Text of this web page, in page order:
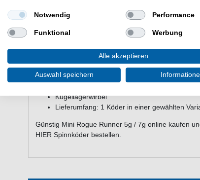
Eigenschaften von dem Zeck Mini
Variabler Weitwurf-Köder
Starke Druckwellen
Vibrierender Körper
Kugellagerwirbel
Lieferumfang: 1 Köder in einer gewählten
Günstig Mini Rogue Runner 5g / 7g online kaufen
HIER Spinnköder bestellen.
Notwendig Performance
Funktional Werbung
Alle akzeptieren
Auswahl speichern